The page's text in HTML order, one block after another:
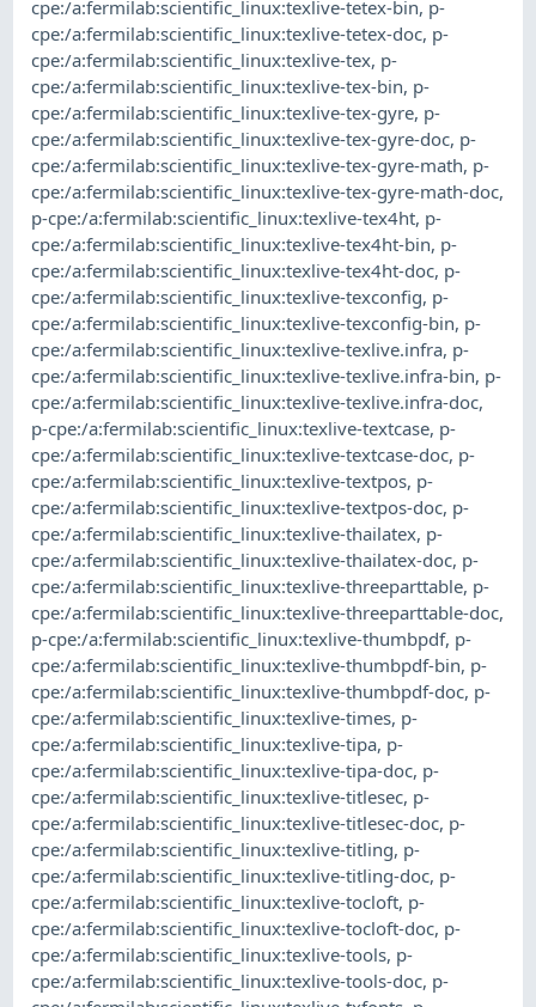
cpe:/a:fermilab:scientific_linux:texlive-tetex-bin, p-
cpe:/a:fermilab:scientific_linux:texlive-tetex-doc, p-
cpe:/a:fermilab:scientific_linux:texlive-tex, p-
cpe:/a:fermilab:scientific_linux:texlive-tex-bin, p-
cpe:/a:fermilab:scientific_linux:texlive-tex-gyre, p-
cpe:/a:fermilab:scientific_linux:texlive-tex-gyre-doc, p-
cpe:/a:fermilab:scientific_linux:texlive-tex-gyre-math, p-
cpe:/a:fermilab:scientific_linux:texlive-tex-gyre-math-doc,
p-cpe:/a:fermilab:scientific_linux:texlive-tex4ht, p-
cpe:/a:fermilab:scientific_linux:texlive-tex4ht-bin, p-
cpe:/a:fermilab:scientific_linux:texlive-tex4ht-doc, p-
cpe:/a:fermilab:scientific_linux:texlive-texconfig, p-
cpe:/a:fermilab:scientific_linux:texlive-texconfig-bin, p-
cpe:/a:fermilab:scientific_linux:texlive-texlive.infra, p-
cpe:/a:fermilab:scientific_linux:texlive-texlive.infra-bin, p-
cpe:/a:fermilab:scientific_linux:texlive-texlive.infra-doc,
p-cpe:/a:fermilab:scientific_linux:texlive-textcase, p-
cpe:/a:fermilab:scientific_linux:texlive-textcase-doc, p-
cpe:/a:fermilab:scientific_linux:texlive-textpos, p-
cpe:/a:fermilab:scientific_linux:texlive-textpos-doc, p-
cpe:/a:fermilab:scientific_linux:texlive-thailatex, p-
cpe:/a:fermilab:scientific_linux:texlive-thailatex-doc, p-
cpe:/a:fermilab:scientific_linux:texlive-threeparttable, p-
cpe:/a:fermilab:scientific_linux:texlive-threeparttable-doc,
p-cpe:/a:fermilab:scientific_linux:texlive-thumbpdf, p-
cpe:/a:fermilab:scientific_linux:texlive-thumbpdf-bin, p-
cpe:/a:fermilab:scientific_linux:texlive-thumbpdf-doc, p-
cpe:/a:fermilab:scientific_linux:texlive-times, p-
cpe:/a:fermilab:scientific_linux:texlive-tipa, p-
cpe:/a:fermilab:scientific_linux:texlive-tipa-doc, p-
cpe:/a:fermilab:scientific_linux:texlive-titlesec, p-
cpe:/a:fermilab:scientific_linux:texlive-titlesec-doc, p-
cpe:/a:fermilab:scientific_linux:texlive-titling, p-
cpe:/a:fermilab:scientific_linux:texlive-titling-doc, p-
cpe:/a:fermilab:scientific_linux:texlive-tocloft, p-
cpe:/a:fermilab:scientific_linux:texlive-tocloft-doc, p-
cpe:/a:fermilab:scientific_linux:texlive-tools, p-
cpe:/a:fermilab:scientific_linux:texlive-tools-doc, p-